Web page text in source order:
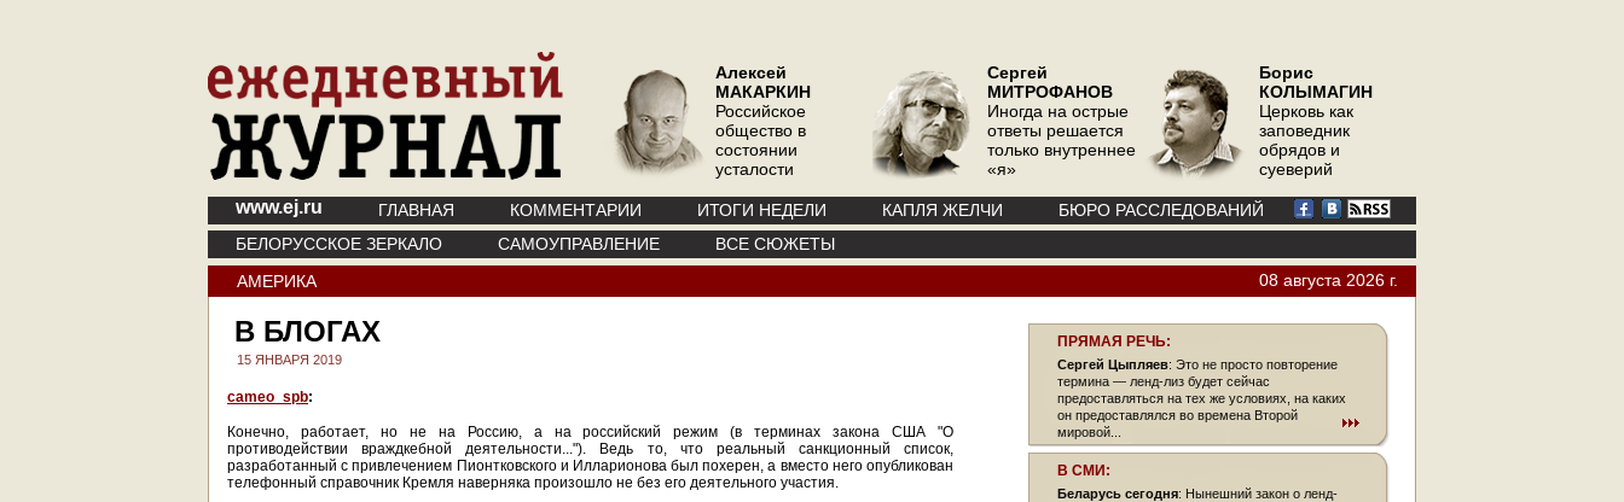
Алексей
МАКАРКИН
Российское
общество в
состоянии
усталости
Сергей
МИТРОФАНОВ
Иногда на острые
ответы решается
только внутреннее
«я»
Борис
КОЛЫМАГИН
Церковь как
заповедник
обрядов и
суеверий
www.ej.ru ГЛАВНАЯ КОММЕНТАРИИ ИТОГИ НЕДЕЛИ КАПЛЯ ЖЕЛЧИ
БЮРО РАССЛЕДОВАНИЙ
БЕЛОРУССКОЕ ЗЕРКАЛО
САМОУПРАВЛЕНИЕ
ВСЕ СЮЖЕТЫ
АМЕРИКА
08 августа 2026 г.
В БЛОГАХ
15 ЯНВАРЯ 2019
cameo_spb:
Конечно, работает, но не на Россию, а на российский режим (в терминах закона США "О
противодействии враждкебной деятельности..."). Ведь то, что реальный санкционный список,
разработанный с привлечением Пионтковского и Илларионова был похерен, а вместо него опубликован
телефонный справочник Кремля наверняка произошло не без его деятельного участия.
ПРЯМАЯ РЕЧЬ:
Сергей Цыпляев: Это не просто повторение
термина — ленд-лиз будет сейчас
предоставляться на тех же условиях, на каких
он предоставлялся во времена Второй
мировой...
В СМИ:
Беларусь сегодня: Нынешний закон о ленд-